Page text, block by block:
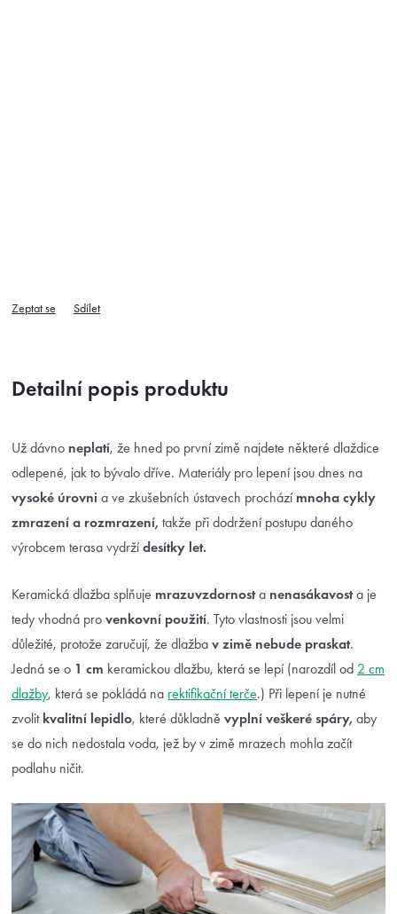
Zeptat se Sdílet
Detailní popis produktu
Už dávno neplatí, že hned po první zimě najdete některé dlaždice
odlepené, jak to bývalo dříve. Materiály pro lepení jsou dnes na
vysoké úrovni a ve zkušebních ústavech prochází mnoha cykly
zmrazení a rozmrazení, takže při dodržení postupu daného
výrobcem terasa vydržídesítky let.
Keramická dlažba splňuje mrazuvzdornosta nenasákavosta je
tedy vhodná pro venkovní použití. Tyto vlastnosti jsou velmi
důležité, protože zaručují, že dlažba v zimě nebude praskat.
Jedná se o 1 cm keramickou dlažbu, která se lepí (narozdíl od 2 cm
dlažby, která se pokládá na rektifikační terče.) Při lepení je nutné
zvolit kvalitní lepidlo, které důkladně vyplní veškeré spáry, aby
se do nich nedostala voda, jež by v zimě mrazech mohla začít
podlahu ničit.